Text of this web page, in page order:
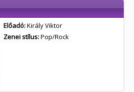
Előadó:Király Viktor
Zenei stílus:Pop/Rock